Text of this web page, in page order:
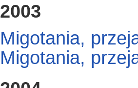
2003
Migotania,
Migotania,